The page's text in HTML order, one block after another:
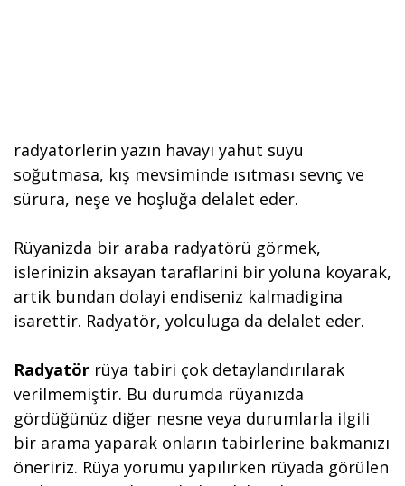
radyatörlerin yazın havayı yahut suyu
soğutmasa, kış mevsiminde ısıtması sevnç ve
sürura, neşe ve hoşluğa delalet eder.
Rüyanizda bir araba radyatörü görmek,
islerinizin aksayan taraflarini bir yoluna koyarak,
artik bundan dolayi endiseniz kalmadigina
isarettir. Radyatör, yolculuga da delalet eder.
Radyatör rüya tabiri çok detaylandırılarak
verilmemiştir. Bu durumda rüyanızda
gördüğünüz diğer nesne veya durumlarla ilgili
bir arama yaparak onların tabirlerine bakmanızı
öneririz. Rüya yorumu yapılırken rüyada görülen